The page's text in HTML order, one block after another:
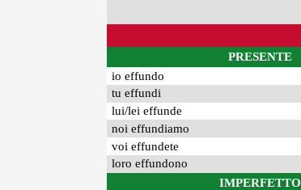
PRESENTE
io effundo
tu effundi
lui/lei effunde
noi effundiamo
voi effundete
loro effundono
IMPERFETTO